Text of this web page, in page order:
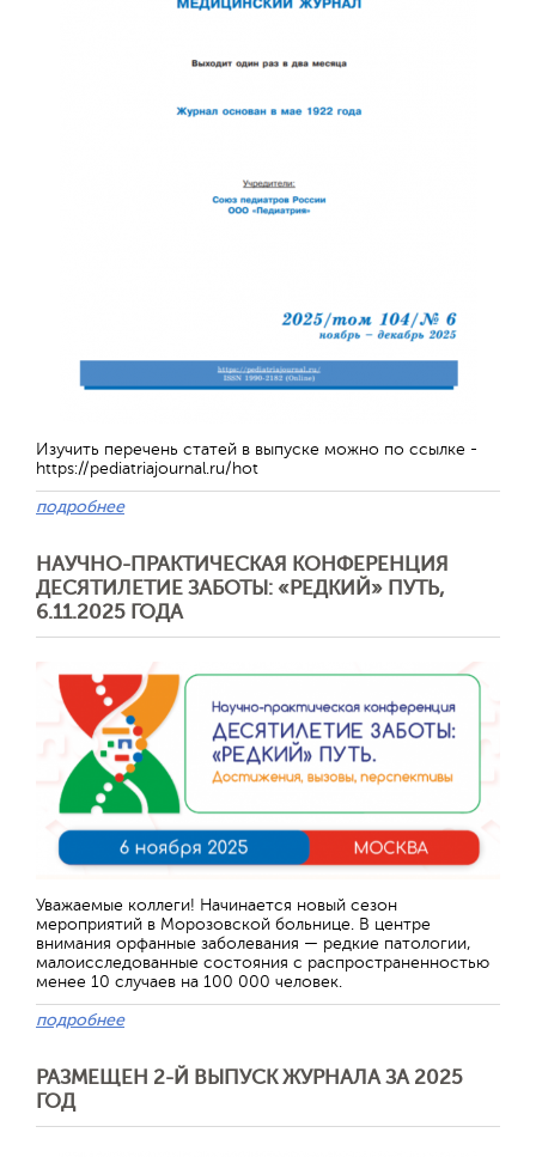
Изучить перечень статей в выпуске можно по ссылке -
https://pediatriajournal.ru/hot
подробнее
НАУЧНО-ПРАКТИЧЕСКАЯ КОНФЕРЕНЦИЯ
ДЕСЯТИЛЕТИЕ ЗАБОТЫ: «РЕДКИЙ» ПУТЬ,
6.11.2025 ГОДА
Уважаемые коллеги! Начинается новый сезон
мероприятий в Морозовской больнице. В центре
внимания орфанные заболевания — редкие патологии,
малоисследованные состояния с распространенностью
менее 10 случаев на 100 000 человек.
подробнее
РАЗМЕЩЕН 2-Й ВЫПУСК ЖУРНАЛА ЗА 2025
ГОД
Отправить